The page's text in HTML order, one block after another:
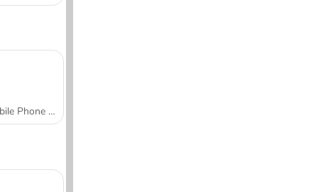
Mobile Phone Case Design & DIY